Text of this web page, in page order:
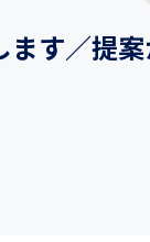
す／提